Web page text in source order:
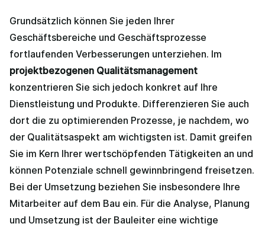
Grundsätzlich können Sie jeden Ihrer
Geschäftsbereiche und Geschäftsprozesse
fortlaufenden Verbesserungen unterziehen. Im
projektbezogenen Qualitätsmanagement
konzentrieren Sie sich jedoch konkret auf Ihre
Dienstleistung und Produkte. Differenzieren Sie auch
dort die zu optimierenden Prozesse, je nachdem, wo
der Qualitätsaspekt am wichtigsten ist. Damit greifen
Sie im Kern Ihrer wertschöpfenden Tätigkeiten an und
können Potenziale schnell gewinnbringend freisetzen.
Bei der Umsetzung beziehen Sie insbesondere Ihre
Mitarbeiter auf dem Bau ein. Für die Analyse, Planung
und Umsetzung ist der Bauleiter eine wichtige